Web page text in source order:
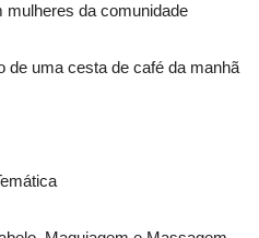
mulheres da comunidade
de uma cesta de café da manhã